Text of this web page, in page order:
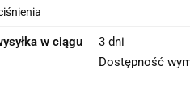
w ciągu
3 dni
Dostępność